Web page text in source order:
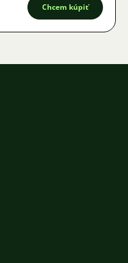
Chcem kúpiť